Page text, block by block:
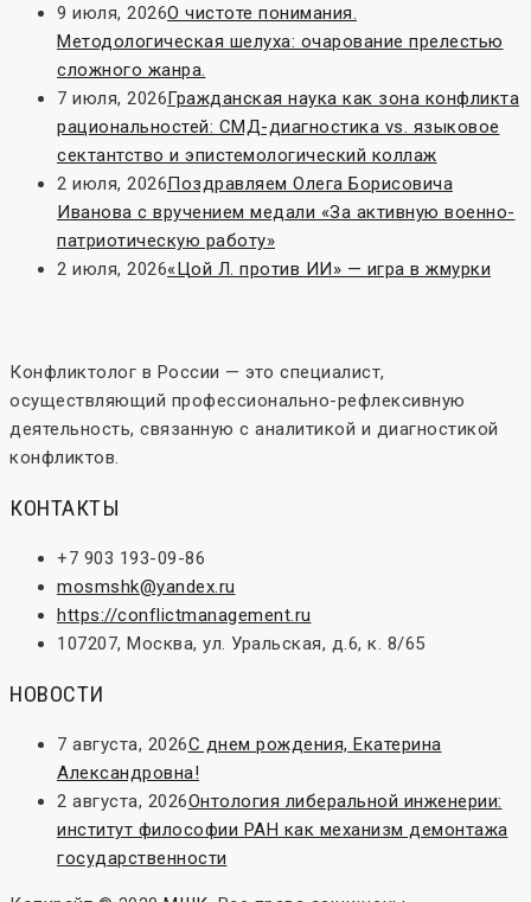
9 июля, 2026О чистоте понимания.
Методологическая шелуха: очарование прелестью
сложного жанра.
7 июля, 2026Гражданская наука как зона конфликта
рациональностей: СМД-диагностика vs. языковое
сектантство и эпистемологический коллаж
2 июля, 2026Поздравляем Олега Борисовича
Иванова с вручением медали «За активную военно-
патриотическую работу»
2 июля, 2026«Цой Л. против ИИ» — игра в жмурки
Конфликтолог в России — это специалист,
осуществляющий профессионально-рефлексивную
деятельность, связанную с аналитикой и диагностикой
конфликтов.
КОНТАКТЫ
+7 903 193-09-86
mosmshk@yandex.ru
https://conflictmanagement.ru
107207, Москва, ул. Уральская, д.6, к. 8/65
НОВОСТИ
7 августа, 2026С днем рождения, Екатерина
Александровна!
2 августа, 2026Онтология либеральной инженерии:
институт философии РАН как механизм демонтажа
государственности